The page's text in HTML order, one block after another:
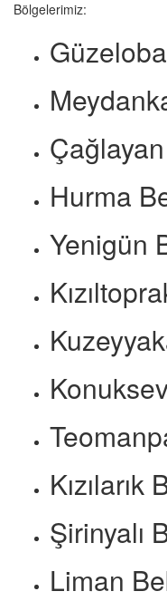
Bölgelerimiz:
Hurma
Yenigün
Şirinyalı
Liman